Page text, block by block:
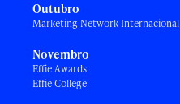
Outubro
Marketing Network Internacional
Novembro
Effie Awards
Effie College